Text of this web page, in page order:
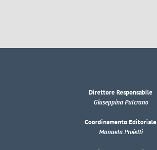
Direttore Responsabile
Giuseppina Pulcrano
Coordinamento Editoriale
Manuela Proietti